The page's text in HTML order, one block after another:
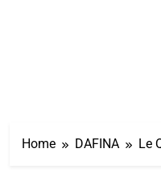
Home DAFINA Le